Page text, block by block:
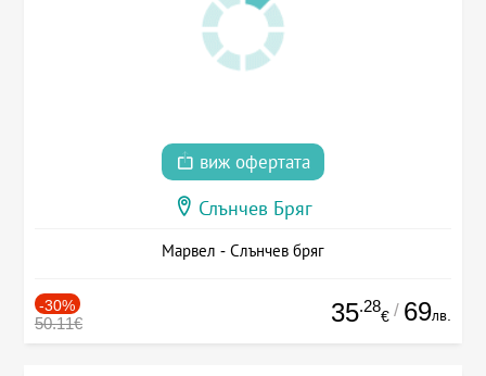
виж офертата
Слънчев Бряг
Марвел - Слънчев бряг
-30%
50.11€ 35.28
€ / 69лв.